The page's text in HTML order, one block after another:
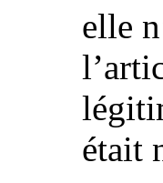
elle
était